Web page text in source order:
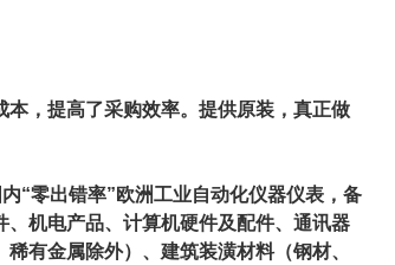
本，提高了采购效率。提供原装，真正做
“零出错率”欧洲工业自动化仪器仪表，备
机电产品、计算机硬件及配件、通讯器
有金属除外）、建筑装潢材料（钢材、